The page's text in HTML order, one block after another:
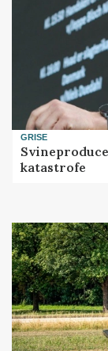
GRISE
katastrofe